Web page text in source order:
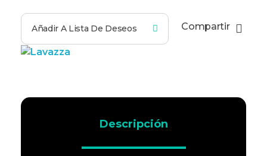
Añadir A Lista De Deseos Compartir
Descripción